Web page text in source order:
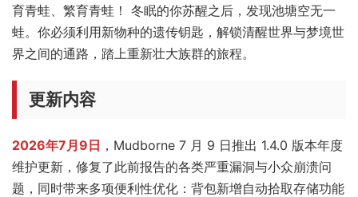
育青蛙、繁育青蛙！ 冬眠的你苏醒之后，发现池塘空无一
蛙。你必须利用新物种的遗传钥匙，解锁清醒世界与梦境世
界之间的通路，踏上重新壮大族群的旅程。
更新内容
2026年7月9日 ，Mudborne 7 月 9 日推出 1.4.0 版本年度
维护更新，修复了此前报告的各类严重漏洞与小众崩溃问
题，同时带来多项便利性优化：背包新增自动拾取存储功能